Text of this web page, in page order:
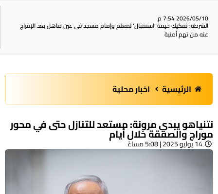
2026/05/10 7:54 م
الشرطة: تفكيك خيمة ‘استقبال‘ لمعلم وإمام مسجد في عين ماهل بعد الإفراج
عنه من تهم أمنية
الرئيسية اخبار محلية
نتنياهو يبدي مرونة: مستعد للتنازل حتى في محور
موراج والصفقة خلال أيام
14 يوليو 2025 | 5:08 مساءً